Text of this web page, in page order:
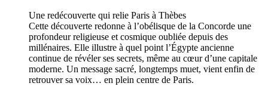
Une redécouverte qui relie Paris à Thèbes
Cette découverte redonne à l’obélisque de la Concorde une
profondeur religieuse et cosmique oubliée depuis des
millénaires. Elle illustre à quel point l’Égypte ancienne
continue de révéler ses secrets, même au cœur d’une capitale
moderne. Un message sacré, longtemps muet, vient enfin de
retrouver sa voix… en plein centre de Paris.